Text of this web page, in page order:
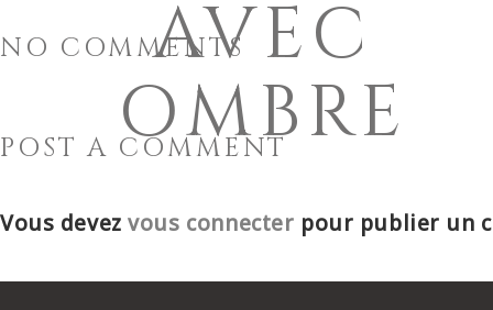
AVEC
OMBRE
NO COMMENTS
POST A COMMENT
Vous devezvous connecter pour publier un